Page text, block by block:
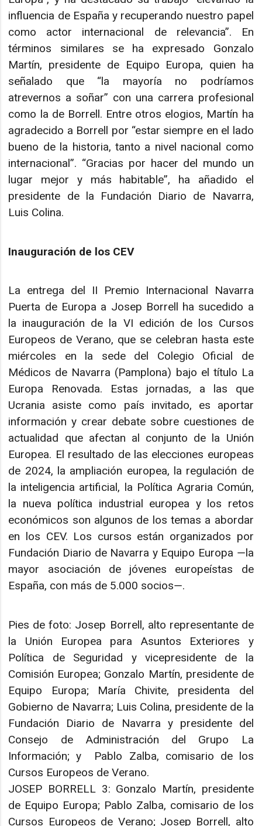
influencia de España y recuperando nuestro papel
como actor internacional de relevancia”. En
términos similares se ha expresado Gonzalo
Martín, presidente de Equipo Europa, quien ha
señalado que “la mayoría no podríamos
atrevernos a soñar” con una carrera profesional
como la de Borrell. Entre otros elogios, Martín ha
agradecido a Borrell por “estar siempre en el lado
bueno de la historia, tanto a nivel nacional como
internacional”. “Gracias por hacer del mundo un
lugar mejor y más habitable”, ha añadido el
presidente de la Fundación Diario de Navarra,
Luis Colina.
Inauguración de los CEV
La entrega del II Premio Internacional Navarra
Puerta de Europa a Josep Borrell ha sucedido a
la inauguración de la VI edición de los Cursos
Europeos de Verano, que se celebran hasta este
miércoles en la sede del Colegio Oficial de
Médicos de Navarra (Pamplona) bajo el título La
Europa Renovada. Estas jornadas, a las que
Ucrania asiste como país invitado, es aportar
información y crear debate sobre cuestiones de
actualidad que afectan al conjunto de la Unión
Europea. El resultado de las elecciones europeas
de 2024, la ampliación europea, la regulación de
la inteligencia artificial, la Política Agraria Común,
la nueva política industrial europea y los retos
económicos son algunos de los temas a abordar
en los CEV. Los cursos están organizados por
Fundación Diario de Navarra y Equipo Europa ―la
mayor asociación de jóvenes europeístas de
España, con más de 5.000 socios―.
Pies de foto: Josep Borrell, alto representante de
la Unión Europea para Asuntos Exteriores y
Política de Seguridad y vicepresidente de la
Comisión Europea; Gonzalo Martín, presidente de
Equipo Europa; María Chivite, presidenta del
Gobierno de Navarra; Luis Colina, presidente de la
Fundación Diario de Navarra y presidente del
Consejo de Administración del Grupo La
Información; y Pablo Zalba, comisario de los
Cursos Europeos de Verano.
JOSEP BORRELL 3: Gonzalo Martín, presidente
de Equipo Europa; Pablo Zalba, comisario de los
Cursos Europeos de Verano; Josep Borrell, alto